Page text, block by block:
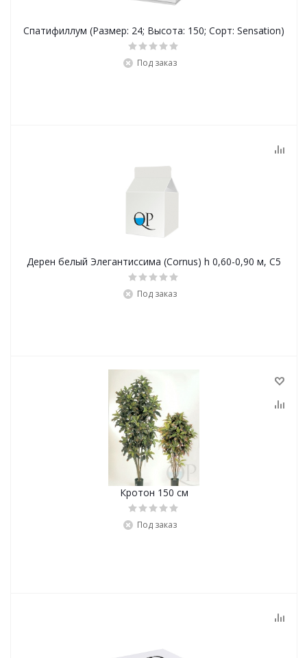
Спатифиллум (Размер: 24; Высота: 150; Сорт: Sensation)
Под заказ
Дерен белый Элегантиссима (Cornus) h 0,60-0,90 м, С5
Под заказ
Кротон 150 см
Под заказ